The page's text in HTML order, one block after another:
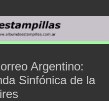
Argentino:
Sinfónica de la